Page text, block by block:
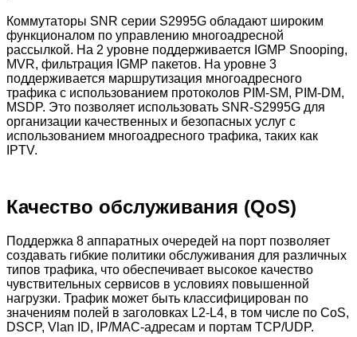
Коммутаторы SNR серии S2995G обладают широким
функционалом по управлению многоадресной
рассылкой. На 2 уровне поддерживается IGMP Snooping,
MVR, фильтрация IGMP пакетов. На уровне 3
поддерживается маршрутизация многоадресного
трафика с использованием протоколов PIM-SM, PIM-DM,
MSDP. Это позволяет использовать SNR-S2995G для
организации качественных и безопасных услуг с
использованием многоадресного трафика, таких как
IPTV.
Качество обслуживания (QoS)
Поддержка 8 аппаратных очередей на порт позволяет
создавать гибкие политики обслуживания для различных
типов трафика, что обеспечивает высокое качество
чувствительных сервисов в условиях повышенной
нагрузки. Трафик может быть классифицирован по
значениям полей в заголовках L2-L4, в том числе по CoS,
DSCP, Vlan ID, IP/MAC-адресам и портам TCP/UDP.